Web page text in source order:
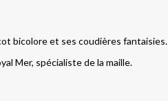
bicolore et ses coudières fantaisies.
Mer, spécialiste de la maille.